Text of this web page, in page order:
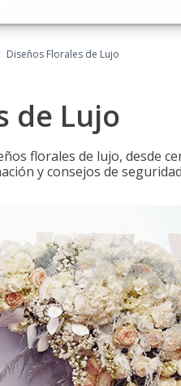
Diseños Florales de Lujo
de Lujo
florales de lujo, desde
y consejos de